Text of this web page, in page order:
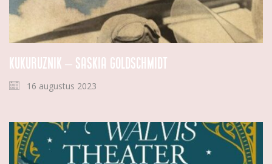
Kukuruznik – Saskia Goldschmidt
16 augustus 2023